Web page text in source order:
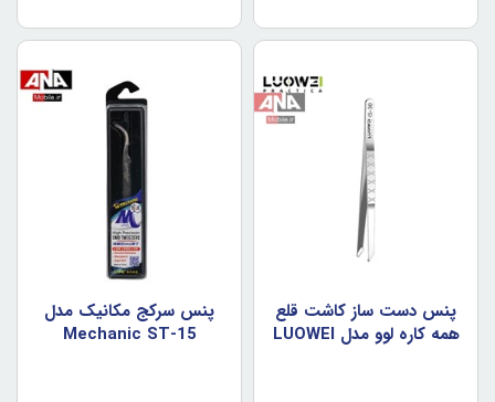
پنس دست ساز کاشت قلع
همه کاره لوو مدل LUOWEI
پنس سرکج مکانيک مدل
Mechanic ST-15